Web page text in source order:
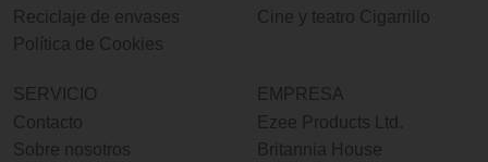
Reciclaje de envases
Política de Cookies
Cine y teatro Cigarrillo
SERVICIO
Contacto
Sobre nosotros
EMPRESA
Ezee Products Ltd.
Britannia House